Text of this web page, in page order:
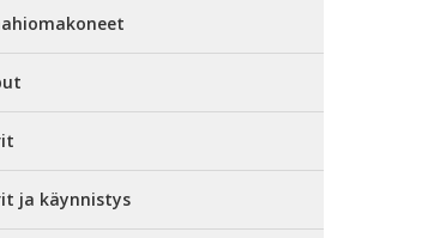
ja käynnistys